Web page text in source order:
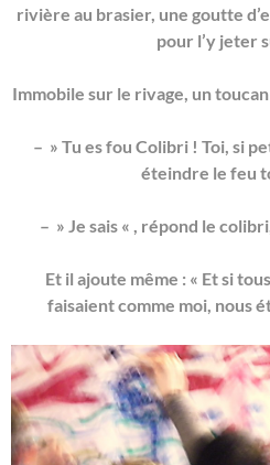
rivière au brasier, une goutte
pour l’y jeter
Immobile sur le rivage, un
– » Tu es fou Colibri ! Toi, si
éteindre le feu
– » Je sais « , répond le
Et il ajoute même : « Et si
faisaient comme moi, nous